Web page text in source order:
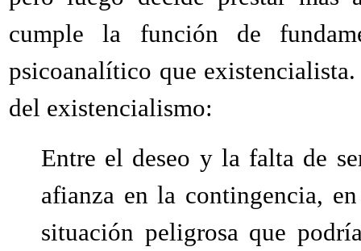
cumple la función de
psicoanalítico que
del existencialismo:
Entre el deseo y la falta de
afianza en la contingencia,
situación peligrosa que